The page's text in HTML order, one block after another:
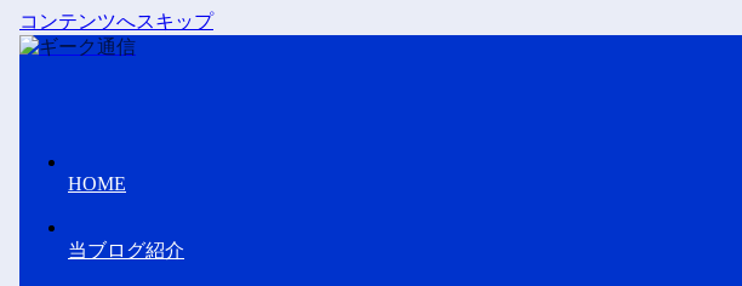
コンテンツへスキップ
HOME
当ブログ紹介